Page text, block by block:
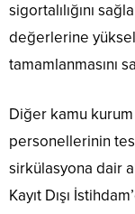
sigortalılığını
değerlerine
tamamlanmasını
Diğer kamu kurum
personellerinin
sirkülasyona dair
Kayıt Dışı